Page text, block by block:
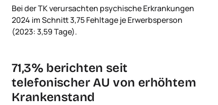
Bei der TK verursachten psychische Erkrankungen
2024 im Schnitt 3,75 Fehltage je Erwerbsperson
(2023: 3,59 Tage).
71,3% berichten seit
telefonischer AU von erhöhtem
Krankenstand